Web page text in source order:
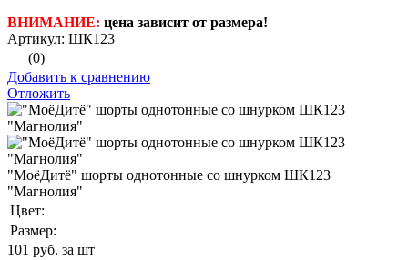
ВНИМАНИЕ: цена зависит от размера!
Артикул: ШК123
(0)
Добавить к сравнению
Отложить
"МоёДитё" шорты однотонные со шнурком ШК123
"Магнолия"
Цвет:
Размер:
101 руб. за шт